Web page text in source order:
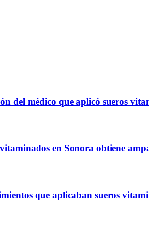
del médico que aplicó sueros
en Sonora obtiene
que aplicaban sueros